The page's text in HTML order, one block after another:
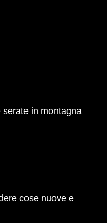
in montagna
cose nuove e